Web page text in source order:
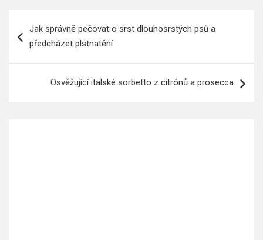
proJak správně pečovat o srst dlouhosrstých psů a
předcházet plstnatění
Osvěžující italské sorbetto z citrónů a prosecca